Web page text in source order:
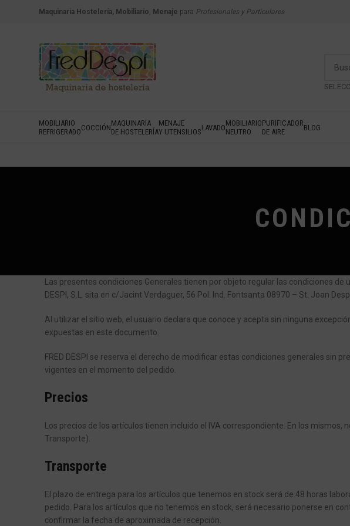
Maquinaria Hostelería, Mobiliario, Menaje para Profesionales y Particulares
MOBILIARIO
REFRIGERADOCOCCIÓNMAQUINARIA
DE HOSTELERÍA
MENAJE
Y UTENSILIOSLAVADOMOBILIARIO
NEUTRO
PURIFICADOR
DE AIRE
BLOG
Las presentes condiciones Generales tienen por objeto regular las condiciones de
DESPI, S.L. sita en c/Jacint Verdaguer, 56 Pol. Ind. Fontsanta 08970 – St. Joan
Al utilizar el sitio web, el usuario declara que conoce y acepta sin ninguna
expuestas en este documento.
FRED DESPI se reserva el derecho de modificar estas condiciones generales sin
vigentes en el momento del pedido.
Precios
Los precios de los artículos tienen incluido el IVA correspondiente. En los
Transporte).
Transporte
El plazo de entrega para los artículos que tenemos en stock será de 48 horas
pedido. Para los artículos que no tenemos en stock, será necesario ponerse en
confirmar la fecha de aproximada de recepción.